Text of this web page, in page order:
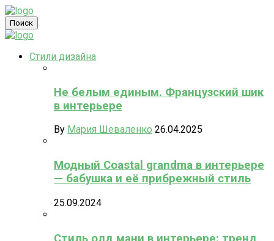
Поиск
Стили дизайна
Не белым единым. Французский шик
в интерьере
By Мария Шеваленко 26.04.2025
Модный Coastal grandma в интерьере
— бабушка и её прибрежный стиль
25.09.2024
Стиль олд мани в интерьере: тренд,